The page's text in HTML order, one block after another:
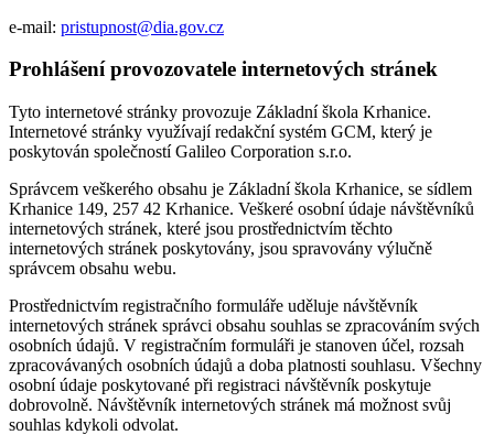
e-mail: pristupnost@dia.gov.cz
Prohlášení provozovatele internetových stránek
Tyto internetové stránky provozuje Základní škola Krhanice.
Internetové stránky využívají redakční systém GCM, který je
poskytován společností Galileo Corporation s.r.o.
Správcem veškerého obsahu je Základní škola Krhanice, se sídlem
Krhanice 149, 257 42 Krhanice. Veškeré osobní údaje návštěvníků
internetových stránek, které jsou prostřednictvím těchto
internetových stránek poskytovány, jsou spravovány výlučně
správcem obsahu webu.
Prostřednictvím registračního formuláře uděluje návštěvník
internetových stránek správci obsahu souhlas se zpracováním svých
osobních údajů. V registračním formuláři je stanoven účel, rozsah
zpracovávaných osobních údajů a doba platnosti souhlasu. Všechny
osobní údaje poskytované při registraci návštěvník poskytuje
dobrovolně. Návštěvník internetových stránek má možnost svůj
souhlas kdykoli odvolat.